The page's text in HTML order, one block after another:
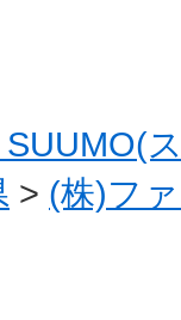
> (株)フ